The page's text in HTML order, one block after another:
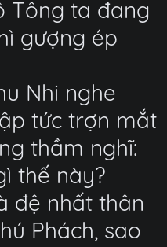
Tông ta đang
gượng ép
Nhi nghe
tức trợn mắt
thầm nghĩ:
thế này?
đệ nhất thân
Phách, sao